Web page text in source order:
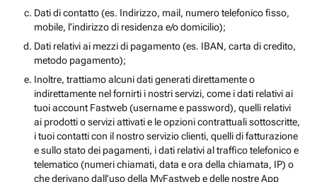
Dati di contatto (es. Indirizzo, mail, numero telefonico fisso,
mobile, l’indirizzo di residenza e/o domicilio);
Dati relativi ai mezzi di pagamento (es. IBAN, carta di credito,
metodo pagamento);
Inoltre, trattiamo alcuni dati generati direttamente o
indirettamente nel fornirti i nostri servizi, come i dati relativi ai
tuoi account Fastweb (username e password), quelli relativi
ai prodotti o servizi attivati e le opzioni contrattuali sottoscritte,
i tuoi contatti con il nostro servizio clienti, quelli di fatturazione
e sullo stato dei pagamenti, i dati relativi al traffico telefonico e
telematico (numeri chiamati, data e ora della chiamata, IP) o
che derivano dall’uso della MyFastweb e delle nostre App